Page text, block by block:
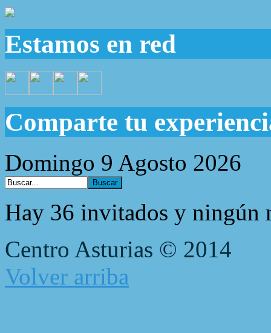
Estamos en red
Comparte tu
Domingo 9 Agosto 2026
Hay 36 invitados y ningún
Centro Asturias © 2014
Volver arriba